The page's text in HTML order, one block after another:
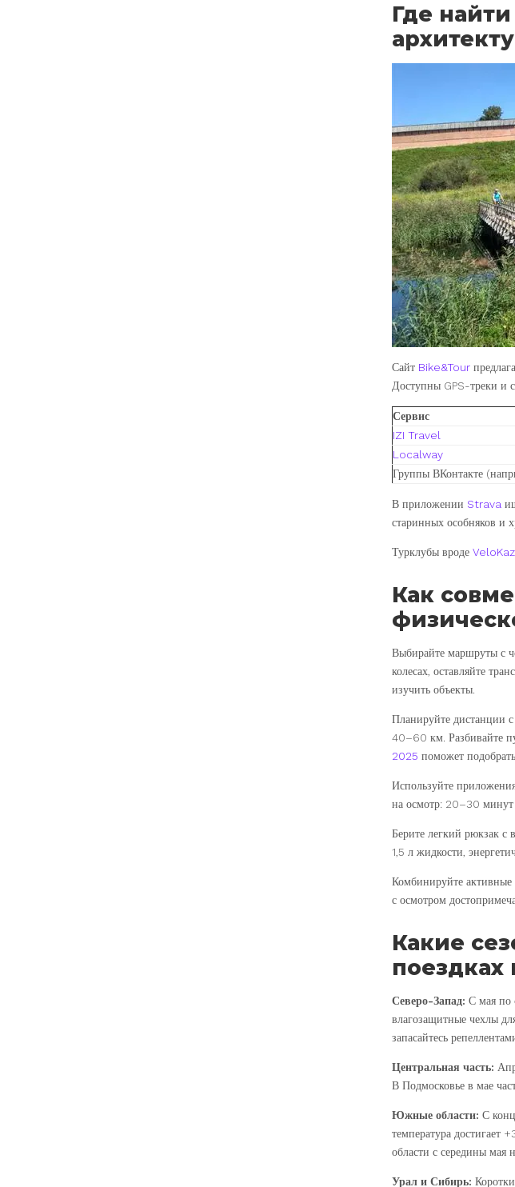
Где
Сайт Bike&Tour
Доступны GPS-треки и
Сервис
IZI Travel
Localway
Группы ВКонтакте
В приложении Strava
старинных особняков и
Турклубы вроде
Как
Выбирайте маршруты с
колесах, оставляйте
изучить объекты.
Планируйте дистанции
40–60 км. Разбивайте
2025 поможет
Используйте
на осмотр: 20–30 минут
Берите легкий рюкзак с
1,5 л жидкости,
Комбинируйте активные
с осмотром
Какие
Северо-Запад: С мая по
влагозащитные чехлы
запасайтесь
Центральная часть:
В Подмосковье в мае
Южные области: С
температура достигает
области с середины мая
Урал и Сибирь: